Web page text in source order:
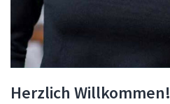
Herzlich Willkommen!